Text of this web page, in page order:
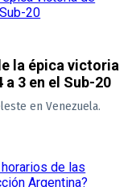
la épica victoria
3 en el Sub-20
en Venezuela.